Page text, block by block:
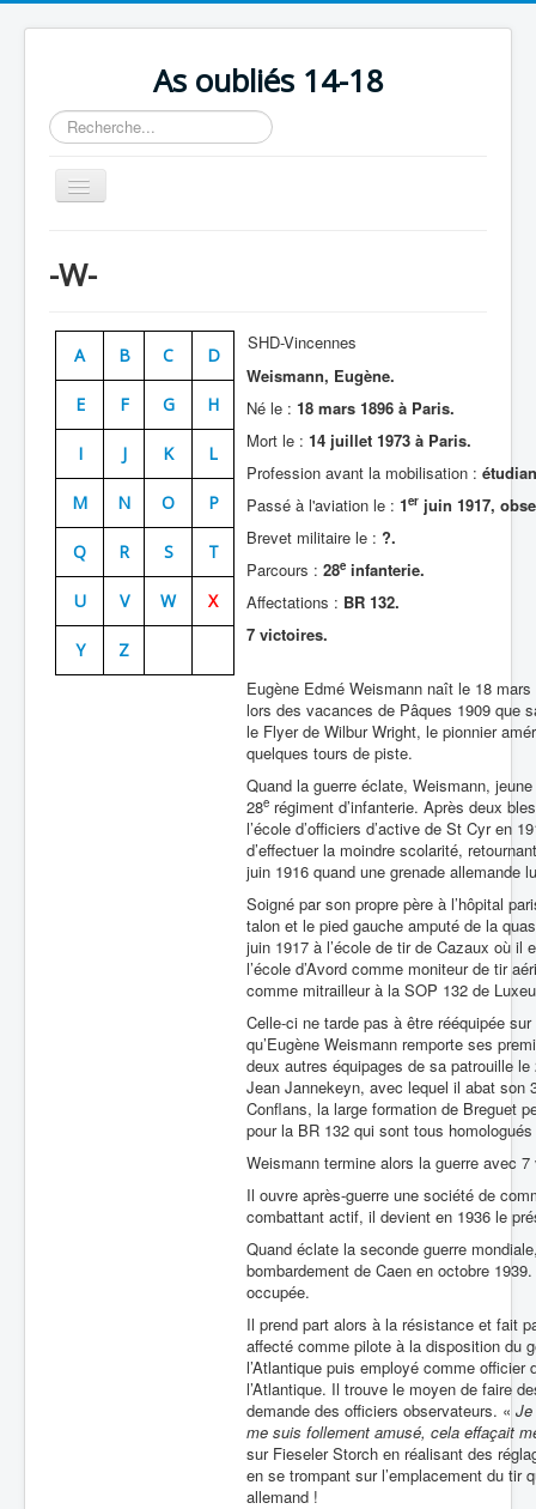
As oubliés 14-18
Rechercher
Basculer
la
Chronologie
Escadrilles
Organisation
Avions
Personnels
Doctrines
Batailles
Les As
Cahiers des As
-W-
A B C D
E F G H
I J K L
M N O P
Q R S T
U V W X
Y Z
SHD-Vincennes
Weismann, Eugène.
Né le : 18 mars 1896 à Paris.
Mort le : 14 juillet 1973 à Paris.
Profession avant la mobilisation :
Passé à l'aviation le : 1er juin 1917,
Brevet militaire le : ?.
Parcours : 28e infanterie.
Affectations : BR 132.
7 victoires.
Eugène Edmé Weismann naît le 18
lors des vacances de Pâques 1909 que
le Flyer de Wilbur Wright, le pionnier
quelques tours de piste.
Quand la guerre éclate, Weismann,
28e régiment d’infanterie. Après deux
l’école d’officiers d’active de St Cyr en
d’effectuer la moindre scolarité,
juin 1916 quand une grenade allemande
Soigné par son propre père à l’hôpital
talon et le pied gauche amputé de la
juin 1917 à l’école de tir de Cazaux où
l’école d’Avord comme moniteur de tir
comme mitrailleur à la SOP 132 de
Celle-ci ne tarde pas à être rééquipée
qu’Eugène Weismann remporte ses
deux autres équipages de sa patrouille
Jean Jannekeyn, avec lequel il abat son
Conflans, la large formation de Breguet
pour la BR 132 qui sont tous
Weismann termine alors la guerre avec
Il ouvre après-guerre une société de
combattant actif, il devient en 1936 le
Quand éclate la seconde guerre
bombardement de Caen en octobre
occupée.
Il prend part alors à la résistance et fait
affecté comme pilote à la disposition du
l’Atlantique puis employé comme
l’Atlantique. Il trouve le moyen de faire
demande des officiers observateurs. « Je
me suis follement amusé, cela effaçait
sur Fieseler Storch en réalisant des
en se trompant sur l’emplacement du tir
allemand !